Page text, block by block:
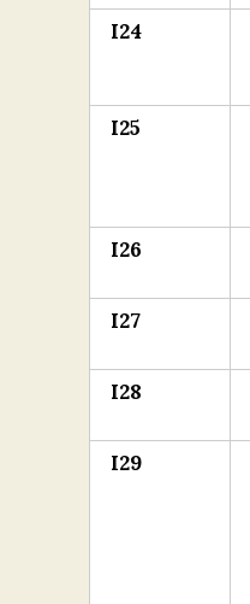
I24
I25
I26
I27
I28
I29